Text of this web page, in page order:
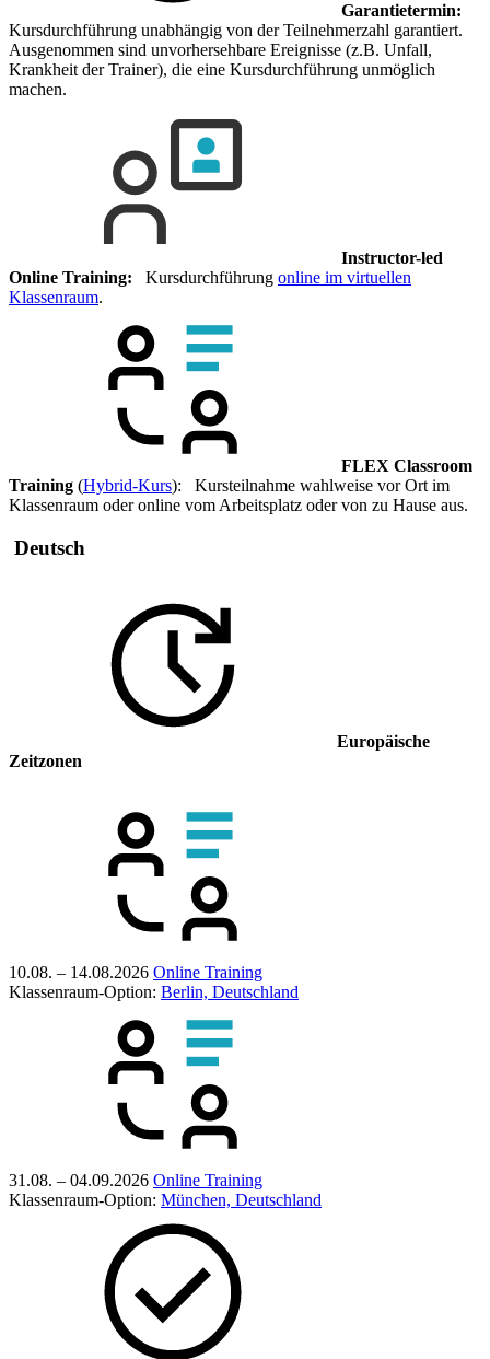
Garantietermin:
Kursdurchführung unabhängig von der Teilnehmerzahl garantiert.
Ausgenommen sind unvorhersehbare Ereignisse (z.B. Unfall,
Krankheit der Trainer), die eine Kursdurchführung unmöglich
machen.
Instructor-led
Online Training: Kursdurchführung online im virtuellen
Klassenraum.
FLEX Classroom
Training (Hybrid-Kurs): Kursteilnahme wahlweise vor Ort im
Klassenraum oder online vom Arbeitsplatz oder von zu Hause aus.
Deutsch
Europäische
Zeitzonen
10.08. – 14.08.2026 Online Training
Klassenraum-Option: Berlin, Deutschland
31.08. – 04.09.2026 Online Training
Klassenraum-Option: München, Deutschland